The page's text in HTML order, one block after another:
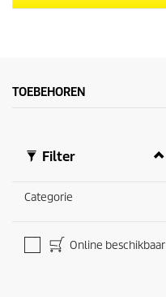
TOEBEHOREN
Filter
Categorie
Online beschikbaar